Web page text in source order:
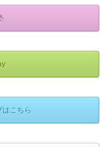
こちら